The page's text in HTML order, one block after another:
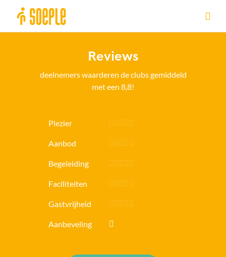
Ga naar de homepage van Sittard-Geleen
Reviews
deelnemers waarderen de clubs gemiddeld
met een 8,8!
Plezier
Aanbod
Begeleiding
Faciliteiten
Gastvrijheid
Aanbeveling